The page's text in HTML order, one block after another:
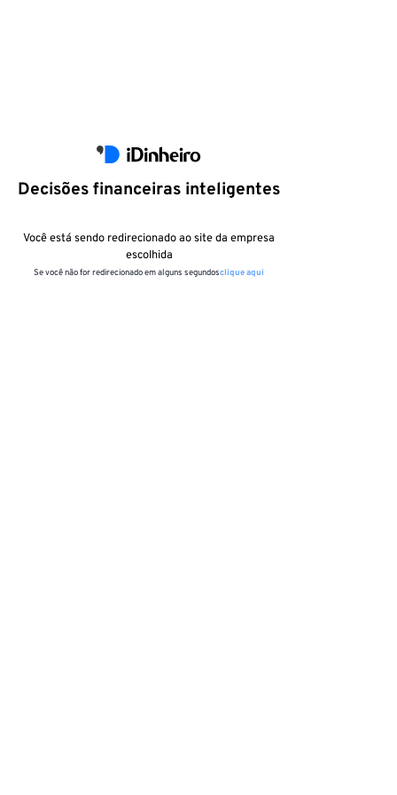
Decisões financeiras inteligentes
Você está sendo redirecionado ao site da empresa
escolhida
Se você não for redirecionado em alguns segundosclique aqui